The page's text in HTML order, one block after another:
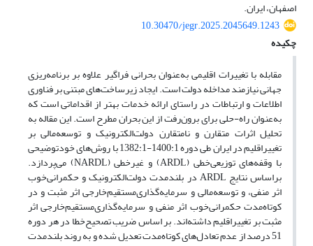
اصفهان، ایران.
10.30470/jegr.2025.2045649.1243
چکیده
مقابله با تغییرات اقلیمی به‌عنوان بحرانی فراگیر علاوه بر برنامه‌ریزی
جهانی نیازمند مداخله دولت‌ است. ایجاد زیرساخت‌های مبتنی بر فناوری
اطلاعات و ارتباطات در راستای ارائه خدمات بهتر از اقداماتی است که
به‌عنوان راه-حلی برای برون‌رفت از این بحران مطرح است. این مقاله به
تحلیل اثرات متقارن و نامتقارن دولت‌الکترونیک و توسعه‌مالی بر
تغییر‌اقلیم در ایران طی دوره 1400:1-1382:1 با روش‌های خودتوضیحی
با وقفه‌های توزیعی‌خطی (ARDL) و غیرخطی (NARDL) می‌پردازد.
براساس نتایج ARDL در بلندمدت دولت‌الکترونیک و حکمرانی‌خوب
اثر منفی، و توسعه‌مالی و سرمایه‌گذاری‌مستقیم‌خارجی اثر مثبت و در
کوتاه‌مدت حکمرانی‌خوب اثر منفی و سرمایه‌گذاری‌مستقیم‌خارجی اثر
مثبت بر تغییر‌اقلیم داشته‌اند. بر اساس ضریب تصحیح‌خطا در هر دوره
51 درصد از عدم تعادل‌های کوتاه‌مدت تعدیل شده و به روند بلندمدت